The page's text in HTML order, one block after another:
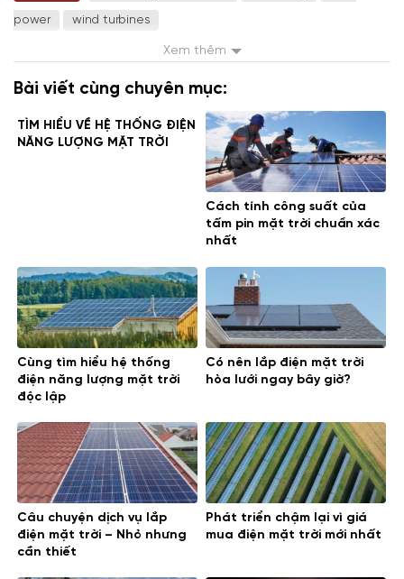
Xem thêm
power wind turbines
Bài viết cùng chuyên mục:
TÌM HIỂU VỀ HỆ THỐNG ĐIỆN
NĂNG LƯỢNG MẶT TRỜI
Cách tính công suất của
tấm pin mặt trời chuẩn xác
nhất
Cùng tìm hiểu hệ thống
điện năng lượng mặt trời
độc lập
Có nên lắp điện mặt trời
hòa lưới ngay bây giờ?
Câu chuyện dịch vụ lắp
điện mặt trời – Nhỏ nhưng
cần thiết
Phát triển chậm lại vì giá
mua điện mặt trời mới nhất